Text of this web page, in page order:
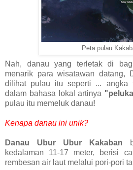
Peta pulau
Nah, danau yang terletak di
menarik para wisatawan datang,
dilihat pulau itu seperti ... angka
dalam bahasa lokal artinya
pulau itu memeluk danau!
Kenapa danau ini unik?
Danau Ubur Ubur Kakaban
kedalaman 11-17 meter, berisi
rembesan air laut melalui pori-pori